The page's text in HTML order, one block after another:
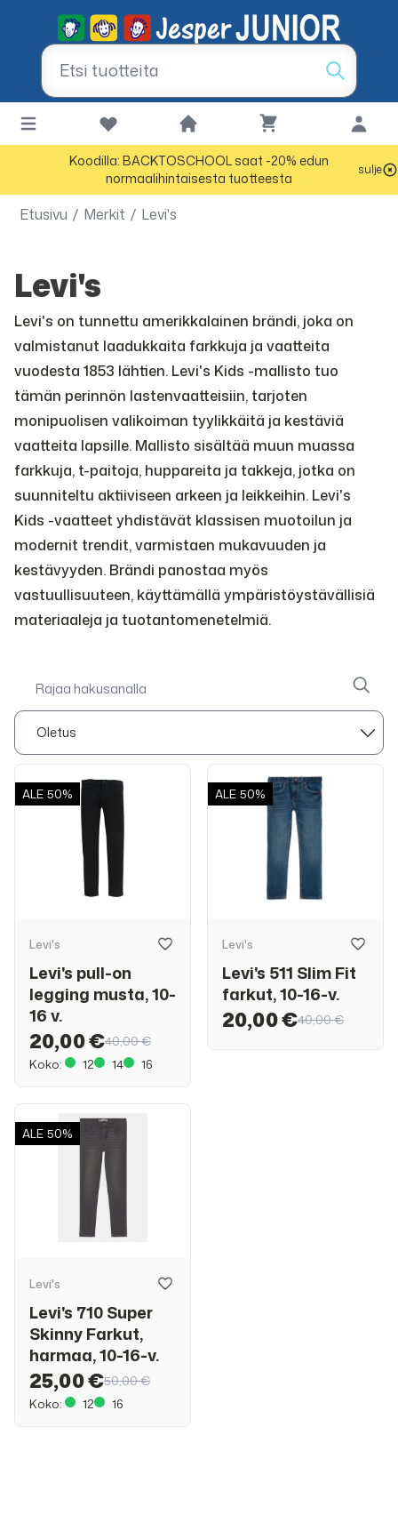
Koodilla: BACKTOSCHOOL saat -20% edun
normaalihintaisesta tuotteesta
sulje
Etusivu / Merkit / Levi's
Levi's
Levi's on tunnettu amerikkalainen brändi, joka on
valmistanut laadukkaita farkkuja ja vaatteita
vuodesta 1853 lähtien. Levi's Kids -mallisto tuo
tämän perinnön lastenvaatteisiin, tarjoten
monipuolisen valikoiman tyylikkäitä ja kestäviä
vaatteita lapsille. Mallisto sisältää muun muassa
farkkuja, t-paitoja, huppareita ja takkeja, jotka on
suunniteltu aktiiviseen arkeen ja leikkeihin. Levi's
Kids -vaatteet yhdistävät klassisen muotoilun ja
modernit trendit, varmistaen mukavuuden ja
kestävyyden. Brändi panostaa myös
vastuullisuuteen, käyttämällä ympäristöystävällisiä
materiaaleja ja tuotantomenetelmiä.
ALE 50%
Levi's
Levi's pull-on
legging musta, 10-
16 v.
20,00 €40,00 €
Koko:
12 14 16
ALE 50%
Levi's
Levi's 511 Slim Fit
farkut, 10-16-v.
20,00 €40,00 €
ALE 50%
Levi's
Levi's 710 Super
Skinny Farkut,
harmaa, 10-16-v.
25,00 €50,00 €
Koko:
12 16